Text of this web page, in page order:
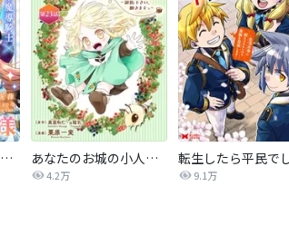
私の主人は大きな犬系騎士様 あなたのお城の小人さん ～御飯下さい、働きますっ～（コミック）【分冊版】
4.2万 9.1万